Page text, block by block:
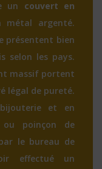
un couvert en
argenté.
présentent bien
selon les pays.
massif portent
légal de pureté.
et en
poinçon de
le bureau de
effectué un